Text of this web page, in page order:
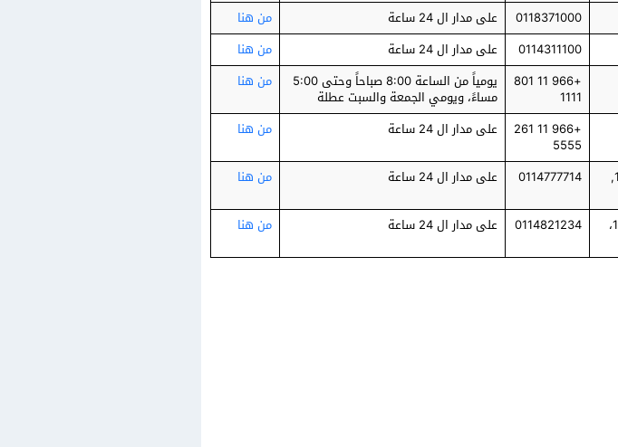
0118371000 على مدار ال 24 ساعة
من هنا
0114311100 على مدار ال 24 ساعة
من هنا
+966 11 801
1111
يومياً من الساعة 8:00 صباحاً وحتى 5:00
مساءً، ويومي الجمعة والسبت عطلة
من هنا
+966 11 261
5555‬‏
على مدار ال 24 ساعة من هنا
طريق مكة المكرمة، السليمانية، الرياض 12233, 0114777714 على مدار ال 24 ساعة من هنا
طريق العروبة، أم الحمام الغربي، الرياض 11462، 0114821234 على مدار ال 24 ساعة من هنا